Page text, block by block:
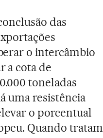
das
o intercâmbio
a cota de
toneladas
uma resistência
o porcentual
Quando tratam